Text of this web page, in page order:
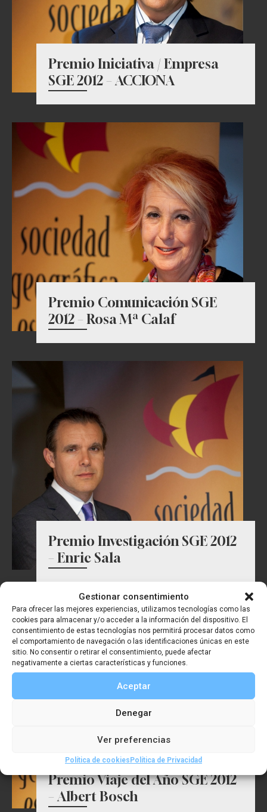
Gestionar consentimiento
Para ofrecer las mejores experiencias, utilizamos tecnologías como las
cookies para almacenar y/o acceder a la información del dispositivo. El
consentimiento de estas tecnologías nos permitirá procesar datos como
el comportamiento de navegación o las identificaciones únicas en este
sitio. No consentir o retirar el consentimiento, puede afectar
negativamente a ciertas características y funciones.
Aceptar
Denegar
Ver preferencias
Política de cookies Política de Privacidad
Premio Iniciativa / Empresa
SGE 2012 – ACCIONA
Premio Comunicación SGE
2012 – Rosa Mª Calaf
Premio Investigación SGE 2012
– Enric Sala
Premio Viaje del Año SGE 2012
– Albert Bosch